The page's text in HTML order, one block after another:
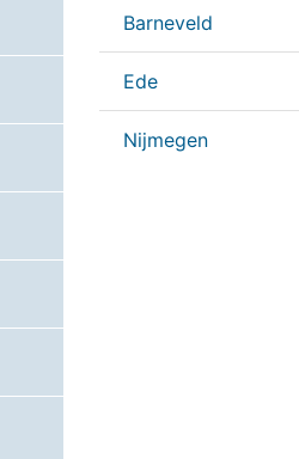
Barneveld
Ede
Nijmegen